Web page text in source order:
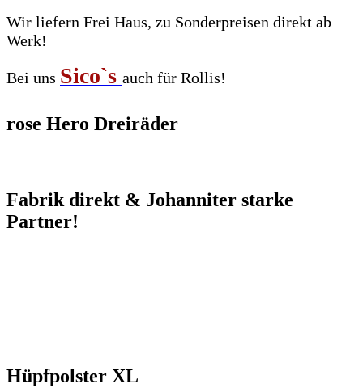
Wir liefern Frei Haus, zu Sonderpreisen direkt ab
Werk!
Bei uns Sico`s auch für Rollis!
rose Hero Dreiräder
Fabrik direkt & Johanniter starke
Partner!
Hüpfpolster XL